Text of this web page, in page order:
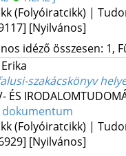
(Folyóiratcikk) |
[Nyilvános]
idéző összesen: 1,
szakácskönyv
ÉS
dokumentum
(Folyóiratcikk) |
[Nyilvános]